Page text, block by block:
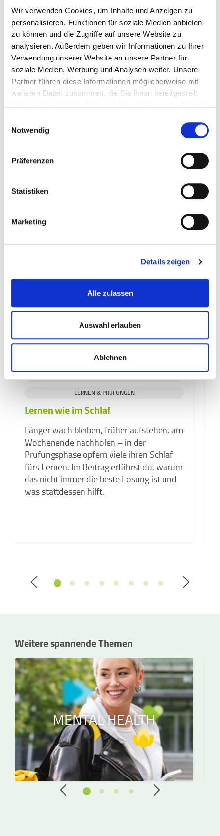
Wir verwenden Cookies, um Inhalte und Anzeigen zu
personalisieren, Funktionen für soziale Medien anbieten
zu können und die Zugriffe auf unsere Website zu
analysieren. Außerdem geben wir Informationen zu Ihrer
Verwendung unserer Website an unsere Partner für
soziale Medien, Werbung und Analysen weiter. Unsere
Partner führen diese Informationen möglicherweise mit
weiteren Daten zusammen, die Sie ihnen bereitgestellt
Notwendig
Präferenzen
Statistiken
Marketing
Details zeigen
Alle zulassen
Auswahl erlauben
Ablehnen
@kathimoldan
Kathi Moldan
Kathi Moldan ist Expertin für produktives und
Tätigkeiten in der psychologischen Forschung und
Coach und Lerncoach Studierende, ihr Potenzial
voll auszuschöpfen.
SCHLAF
LERNEN & PRÜFUNGEN
Lernen wie im Schlaf
Länger wach bleiben, früher aufstehen, am
Wochenende nachholen – in der
Prüfungsphase opfern viele ihren Schlaf
fürs Lernen. Im Beitrag erfährst du, warum
das nicht immer die beste Lösung ist und
was stattdessen hilft.
Weitere spannende Themen
MENTAL HEALTH